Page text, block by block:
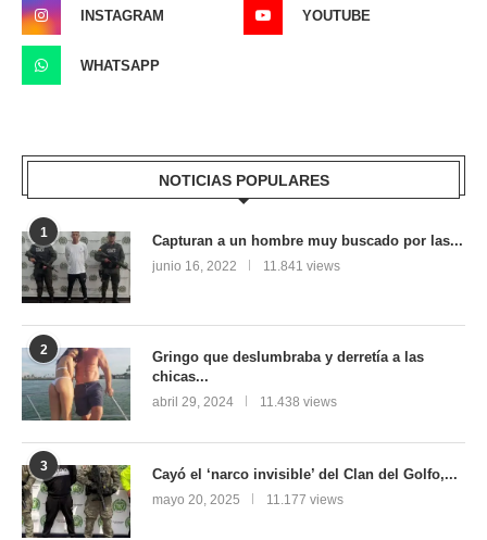
INSTAGRAM YOUTUBE
WHATSAPP
NOTICIAS POPULARES
1 Capturan a un hombre muy buscado por las...
junio 16, 2022 11.841 views
2
Gringo que deslumbraba y derretía a las
chicas...
abril 29, 2024 11.438 views
3 Cayó el ‘narco invisible’ del Clan del Golfo,...
mayo 20, 2025 11.177 views